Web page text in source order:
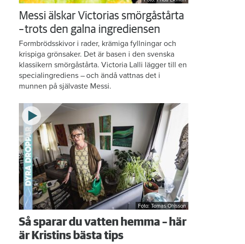
Messi älskar Victorias smörgåstårta
– trots den galna ingrediensen
Formbrödsskivor i rader, krämiga fyllningar och
krispiga grönsaker. Det är basen i den svenska
klassikern smörgåstårta. Victoria Lalli lägger till en
specialingrediens – och ändå vattnas det i
munnen på självaste Messi.
Foto: Tomas Ohlsson
Så sparar du vatten hemma – här
är Kristins bästa tips